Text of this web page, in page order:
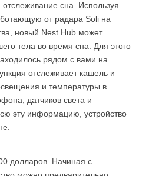
сна. Используя
от радара Soli на
новый Nest Hub может
тела во время сна. Для этого
рядом с вами на
отслеживает кашель и
и температуры в
датчиков света и
эту информацию, устройство
долларов. Начиная с